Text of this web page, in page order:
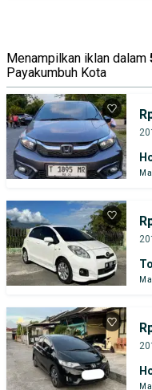
Menampilkan iklan dalam
Payakumbuh Kota